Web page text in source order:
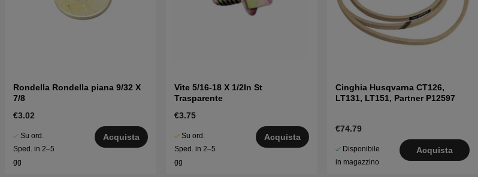
Rondella Rondella piana 9/32 X
7/8
€3.02
Su ord.
Sped. in 2–5
gg
Acquista
Vite 5/16-18 X 1/2In St
Trasparente
€3.75
Su ord.
Sped. in 2–5
gg
Acquista
Cinghia Husqvarna CT126,
LT131, LT151, Partner P12597
€74.79
Disponibile
in magazzino
Acquista